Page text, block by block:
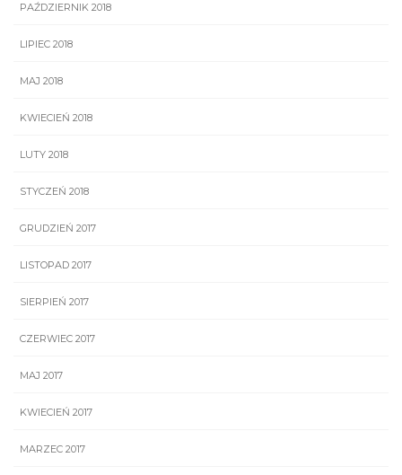
PAŹDZIERNIK 2018
LIPIEC 2018
MAJ 2018
KWIECIEŃ 2018
LUTY 2018
STYCZEŃ 2018
GRUDZIEŃ 2017
LISTOPAD 2017
SIERPIEŃ 2017
CZERWIEC 2017
MAJ 2017
KWIECIEŃ 2017
MARZEC 2017